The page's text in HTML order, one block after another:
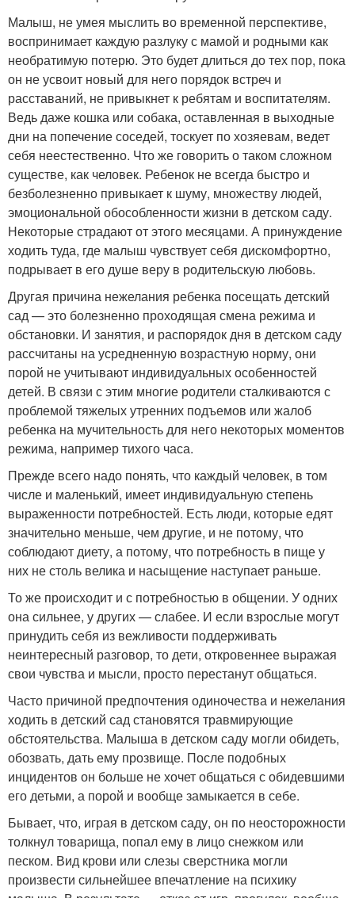
Малыш, не умея мыслить во временной перспективе,
воспринимает каждую разлуку с мамой и родными как
необратимую потерю. Это будет длиться до тех пор, пока
он не усвоит новый для него порядок встреч и
расставаний, не привыкнет к ребятам и воспитателям.
Ведь даже кошка или собака, оставленная в выходные
дни на попечение соседей, тоскует по хозяевам, ведет
себя неестественно. Что же говорить о таком сложном
существе, как человек. Ребенок не всегда быстро и
безболезненно привыкает к шуму, множеству людей,
эмоциональной обособленности жизни в детском саду.
Некоторые страдают от этого месяцами. А принуждение
ходить туда, где малыш чувствует себя дискомфортно,
подрывает в его душе веру в родительскую любовь.
Другая причина нежелания ребенка посещать детский
сад — это болезненно проходящая смена режима и
обстановки. И занятия, и распорядок дня в детском саду
рассчитаны на усредненную возрастную норму, они
порой не учитывают индивидуальных особенностей
детей. В связи с этим многие родители сталкиваются с
проблемой тяжелых утренних подъемов или жалоб
ребенка на мучительность для него некоторых моментов
режима, например тихого часа.
Прежде всего надо понять, что каждый человек, в том
числе и маленький, имеет индивидуальную степень
выраженности потребностей. Есть люди, которые едят
значительно меньше, чем другие, и не потому, что
соблюдают диету, а потому, что потребность в пище у
них не столь велика и насыщение наступает раньше.
То же происходит и с потребностью в общении. У одних
она сильнее, у других — слабее. И если взрослые могут
принудить себя из вежливости поддерживать
неинтересный разговор, то дети, откровеннее выражая
свои чувства и мысли, просто перестанут общаться.
Часто причиной предпочтения одиночества и нежелания
ходить в детский сад становятся травмирующие
обстоятельства. Малыша в детском саду могли обидеть,
обозвать, дать ему прозвище. После подобных
инцидентов он больше не хочет общаться с обидевшими
его детьми, а порой и вообще замыкается в себе.
Бывает, что, играя в детском саду, он по неосторожности
толкнул товарища, попал ему в лицо снежком или
песком. Вид крови или слезы сверстника могли
произвести сильнейшее впечатление на психику